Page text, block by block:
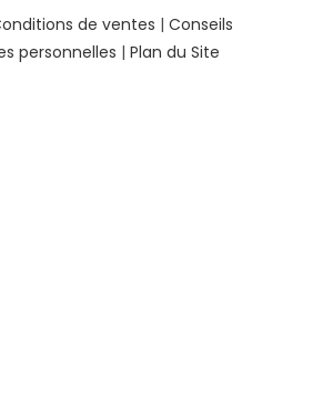
de ventes | Conseils
personnelles | Plan du Site